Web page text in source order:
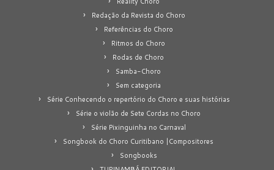
Redação da Revista do Choro
Referências do Choro
Ritmos do Choro
Rodas de Choro
Samba-Choro
Sem categoria
Série Conhecendo o repertório do Choro e suas histórias
Série o violão de Sete Cordas no Choro
Série Pixinguinha no Carnaval
Songbook do Choro Curitibano |Compositores
Songbooks